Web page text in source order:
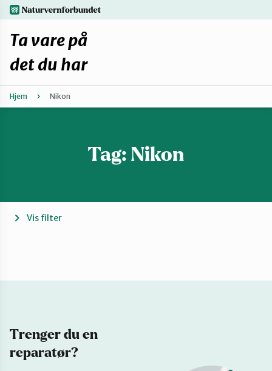
Hopp
til
hovedinnhold
Forbehold
Mitt navn
naturvernforbundet.no
Ta vare på
det du har
Hjem Nikon
Tag: Nikon
Vis filter
Trenger du en
reparatør?